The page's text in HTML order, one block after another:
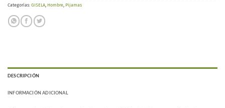
Categorías: GISELA Hombre Pijamas
DESCRIPCIÓN
INFORMACIÓN ADICIONAL